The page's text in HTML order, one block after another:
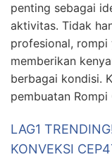
penting sebagai
aktivitas. Tidak
profesional, rompi
memberikan
berbagai kondisi.
pembuatan
LAG1
KONVEKSI